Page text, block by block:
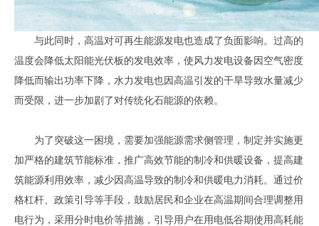
与此同时，高温对可再生能源发电也造成了负面影响。过高的
温度会降低太阳能光伏板的发电效率，使风力发电设备因空气密度
降低而输出功率下降，水力发电也因高温引发的干旱导致水量减少
而受限，进一步加剧了对传统化石能源的依赖。
为了突破这一困境，需要加强能源需求侧管理，制定并实施更
加严格的建筑节能标准，推广高效节能的制冷和供暖设备，提高建
筑能源利用效率，减少因高温导致的制冷和供暖电力消耗。通过价
格杠杆、政策引导等手段，鼓励居民和企业在高温期间合理调整用
电行为，采用分时电价等措施，引导用户在用电低谷期使用高耗能